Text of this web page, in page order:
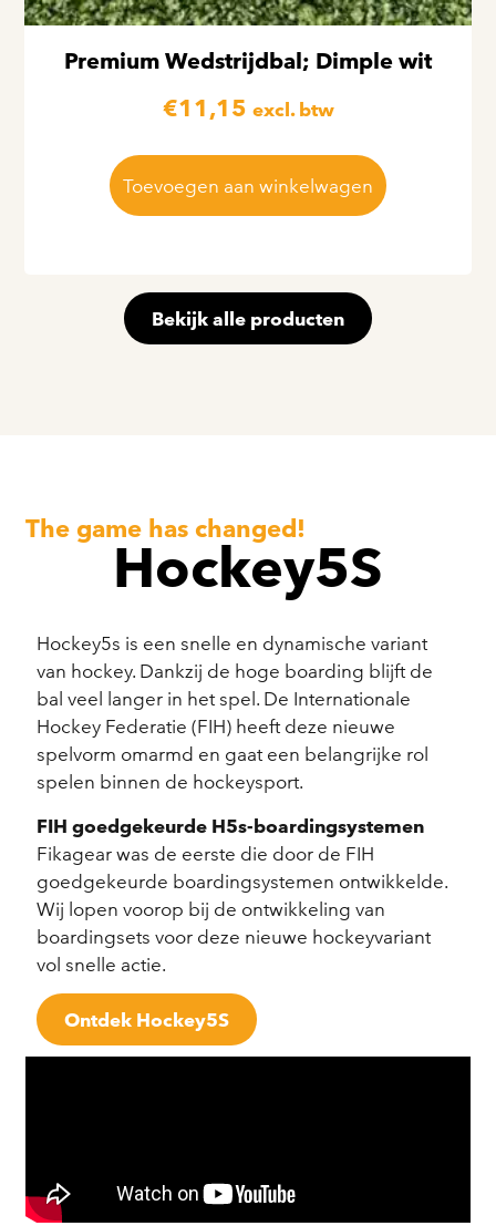
Premium Wedstrijdbal; Dimple wit
€11,15 excl. btw
Toevoegen aan winkelwagen
Bekijk alle producten
The game has changed!
Hockey5S
Hockey5s is een snelle en dynamische variant
van hockey. Dankzij de hoge boarding blijft de
bal veel langer in het spel. De Internationale
Hockey Federatie (FIH) heeft deze nieuwe
spelvorm omarmd en gaat een belangrijke rol
spelen binnen de hockeysport.
FIH goedgekeurde H5s-boardingsystemen
Fikagear was de eerste die door de FIH
goedgekeurde boardingsystemen ontwikkelde.
Wij lopen voorop bij de ontwikkeling van
boardingsets voor deze nieuwe hockeyvariant
vol snelle actie.
Ontdek Hockey5S